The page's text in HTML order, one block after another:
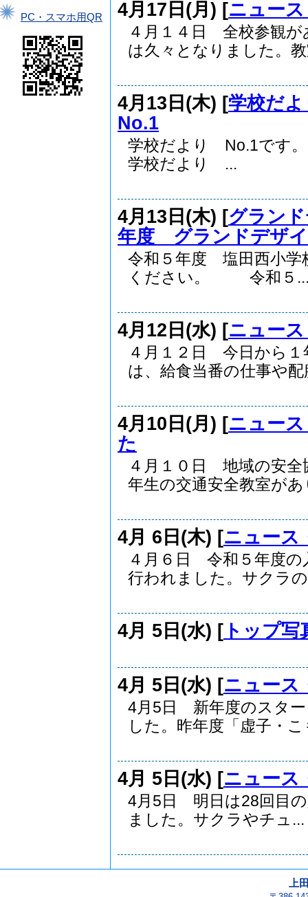
PC・スマホ用QR 4月17日(月) [ニュー
４月１４日 全校参観が
は久々となりました。
4月13日(木) [学校だ
No.1
学校だより No.1で
学校だより ...
4月13日(木) [グラン
年度 グランドデザ
令和５年度 塩田西小
ください。 令和５
4月12日(水) [ニュー
４月１２日 今日から１
は、給食当番の仕事や配
4月10日(月) [ニュー
た
４月１０日 地域の安全
年生の交通安全教室があ
4月 6日(木) [ニュース
４月６日 令和５年度の
行われました。サクラ
4月 5日(水) [ トップ写
4月 5日(水) [ニュース
4月5日 新年度のスタ
した。昨年度「虚子・こ
4月 5日(水) [ニュース
4月5日 明日は28回目の
ました。サクラやチュ...
上